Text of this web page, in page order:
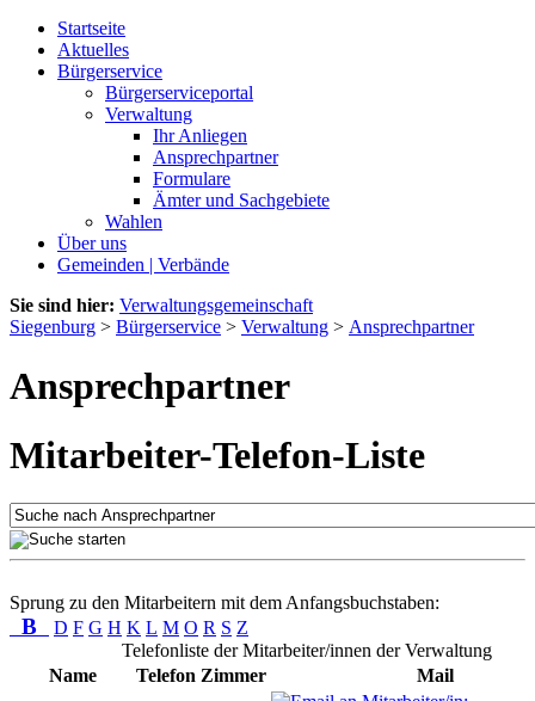
Startseite
Aktuelles
Bürgerservice
Bürgerserviceportal
Verwaltung
Ihr Anliegen
Ansprechpartner
Formulare
Ämter und Sachgebiete
Wahlen
Über uns
Gemeinden | Verbände
Sie sind hier: Verwaltungsgemeinschaft
Siegenburg > Bürgerservice > Verwaltung > Ansprechpartner
Ansprechpartner
Mitarbeiter-Telefon-Liste
Sprung zu den Mitarbeitern mit dem Anfangsbuchstaben:
B D F G H K L M O R S Z
Telefonliste der Mitarbeiter/innen der Verwaltung
Name
Telefon Zimmer
Mail